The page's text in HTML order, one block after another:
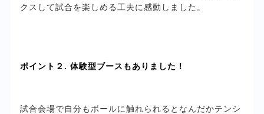
クスして試合を楽しめる工夫に感動しました。
ポイント２. 体験型ブースもありました！
試合会場で自分もボールに触れられるとなんだかテンシ